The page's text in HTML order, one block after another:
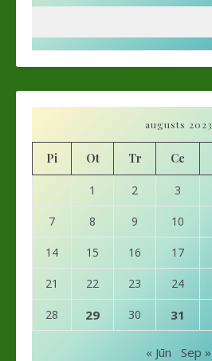
augusts 2023
Pi Ot Tr Ce
1 2 3
7 8 9 10
14 15 16 17
21 22 23 24
28 29 30 31
« Jūn Sep »